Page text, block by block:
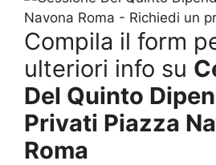
Compila il form
ulteriori info su
Del Quinto
Privati Piazza
Roma